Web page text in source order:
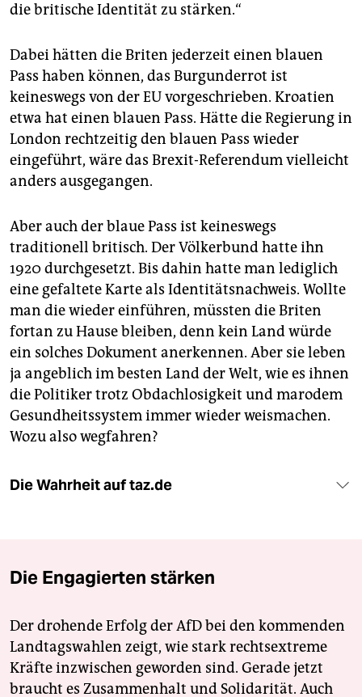
die britische Identität zu stärken.“
Dabei hätten die Briten jederzeit einen blauen
Pass haben können, das Burgunderrot ist
keineswegs von der EU vorgeschrieben. Kroatien
etwa hat einen blauen Pass. Hätte die Regierung in
London rechtzeitig den blauen Pass wieder
eingeführt, wäre das Brexit-Referendum vielleicht
anders ausgegangen.
Aber auch der blaue Pass ist keineswegs
traditionell britisch. Der Völkerbund hatte ihn
1920 durchgesetzt. Bis dahin hatte man lediglich
eine gefaltete Karte als Identitätsnachweis. Wollte
man die wieder einführen, müssten die Briten
fortan zu Hause bleiben, denn kein Land würde
ein solches Dokument anerkennen. Aber sie leben
ja angeblich im besten Land der Welt, wie es ihnen
die Politiker trotz Obdachlosigkeit und marodem
Gesundheitssystem immer wieder weismachen.
Wozu also wegfahren?
Die Wahrheit auf taz.de
Die Engagierten stärken
Der drohende Erfolg der AfD bei den kommenden
Landtagswahlen zeigt, wie stark rechtsextreme
Kräfte inzwischen geworden sind. Gerade jetzt
braucht es Zusammenhalt und Solidarität. Auch